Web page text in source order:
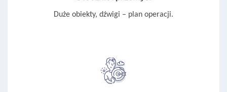
Duże obiekty, dźwigi – plan operacji.